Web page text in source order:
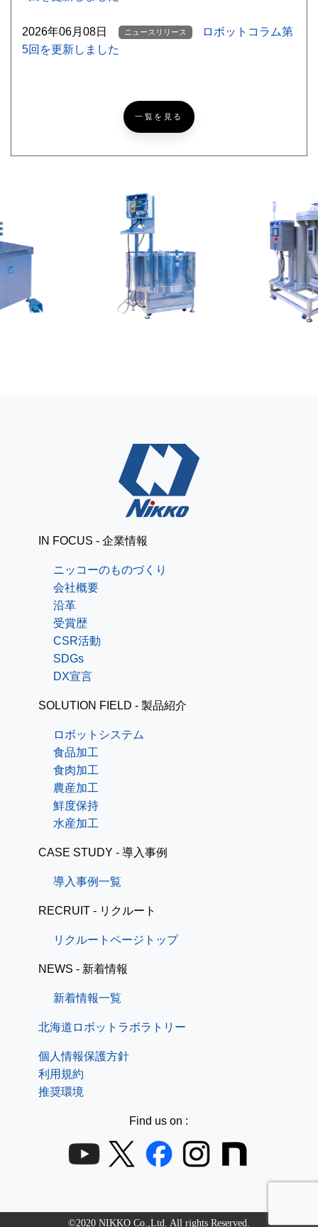
2026年06月08日 ニュースリリース
ロボットコラム第
5回を更新しました
#5】北海道ならでは？なゴルフあるある
ニッコーブログ
レザークラフトで簡単パ
ニッコーブログ
レザークラフトで簡単パ
一覧を見る
IN FOCUS - 企業情報
ニッコーのものづくり
会社概要
沿革
受賞歴
CSR活動
SDGs
DX宣言
SOLUTION FIELD - 製品紹介
ロボットシステム
食品加工
食肉加工
農産加工
鮮度保持
水産加工
CASE STUDY - 導入事例
導入事例一覧
RECRUIT - リクルート
リクルートページトップ
NEWS - 新着情報
新着情報一覧
北海道ロボットラボラトリー
個人情報保護方針
利用規約
推奨環境
Find us on :
©2020 NIKKO Co.,Ltd. All rights Reserved.